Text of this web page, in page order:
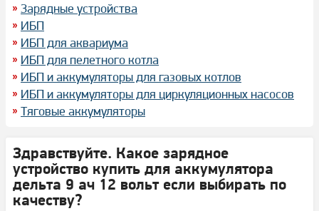
Зарядные устройства
ИБП
ИБП для аквариума
ИБП для пелетного котла
ИБП и аккумуляторы для газовых котлов
ИБП и аккумуляторы для циркуляционных насосов
Тяговые аккумуляторы
Здравствуйте. Какое зарядное
устройство купить для аккумулятора
дельта 9 ач 12 вольт если выбирать по
качеству?